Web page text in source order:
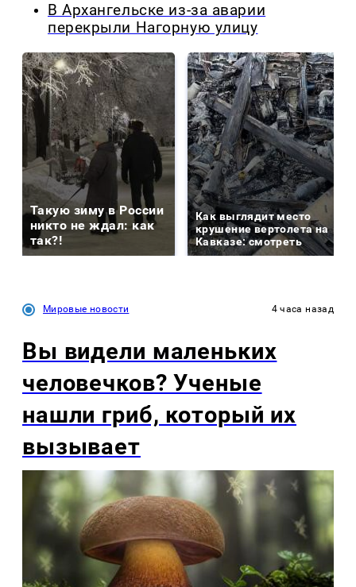
В Архангельске из-за аварии
перекрыли Нагорную улицу
Такую зиму в России
никто не ждал: как
так?!
Как выглядит место
крушение вертолета на
Кавказе: смотреть
Мировые новости 4 часа назад
Вы видели маленьких
человечков? Ученые
нашли гриб, который их
вызывает